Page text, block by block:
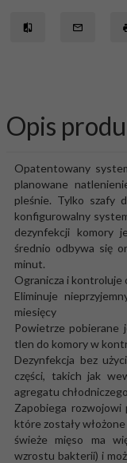
Opis
Opatentowany
planowane
pleśnie. Tylko szafy
konfigurowalny
dezynfekcji komory
średnio odbywa się
minut.
Ogranicza i kontroluje
Eliminuje
miesięcy
Powietrze pobierane
tlen do komory w
Dezynfekcja bez
części, takich jak
agregatu chłodniczego
Zapobiega rozwojowi
które zostały
świeże mięso ma
wzrostu bakterii) i